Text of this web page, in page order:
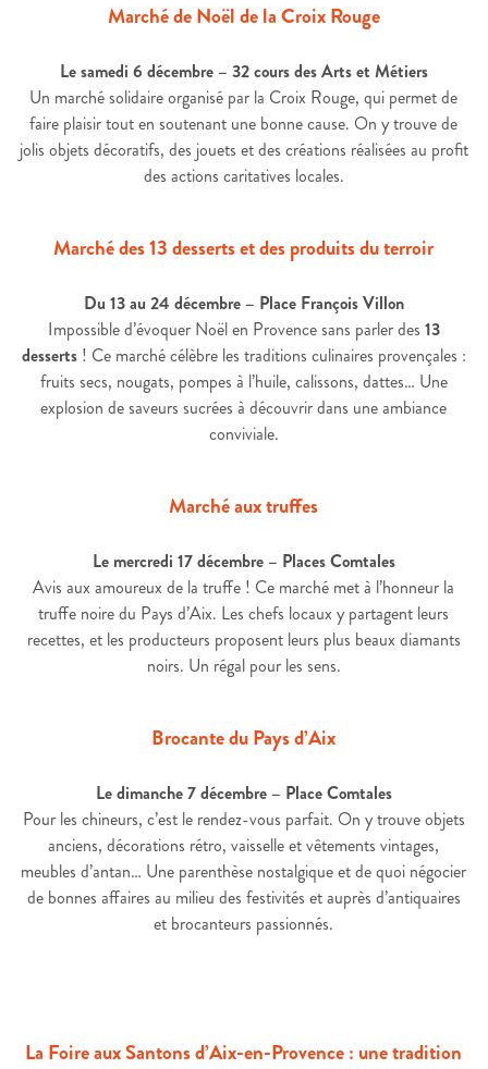
Marché de Noël de la Croix Rouge
Le samedi 6 décembre – 32 cours des Arts et Métiers
Un marché solidaire organisé par la Croix Rouge, qui permet de
faire plaisir tout en soutenant une bonne cause. On y trouve de
jolis objets décoratifs, des jouets et des créations réalisées au profit
des actions caritatives locales.
Marché des 13 desserts et des produits du terroir
Du 13 au 24 décembre – Place François Villon
Impossible d’évoquer Noël en Provence sans parler des 13
desserts! Ce marché célèbre les traditions culinaires provençales :
fruits secs, nougats, pompes à l’huile, calissons, dattes… Une
explosion de saveurs sucrées à découvrir dans une ambiance
conviviale.
Marché aux truffes
Le mercredi 17 décembre – Places Comtales
Avis aux amoureux de la truffe ! Ce marché met à l’honneur la
truffe noire du Pays d’Aix. Les chefs locaux y partagent leurs
recettes, et les producteurs proposent leurs plus beaux diamants
noirs. Un régal pour les sens.
Brocante du Pays d’Aix
Le dimanche 7 décembre – Place Comtales
Pour les chineurs, c’est le rendez-vous parfait. On y trouve objets
anciens, décorations rétro, vaisselle et vêtements vintages,
meubles d’antan… Une parenthèse nostalgique et de quoi négocier
de bonnes affaires au milieu des festivités et auprès d’antiquaires
et brocanteurs passionnés.
La Foire aux Santons d’Aix-en-Provence : une tradition